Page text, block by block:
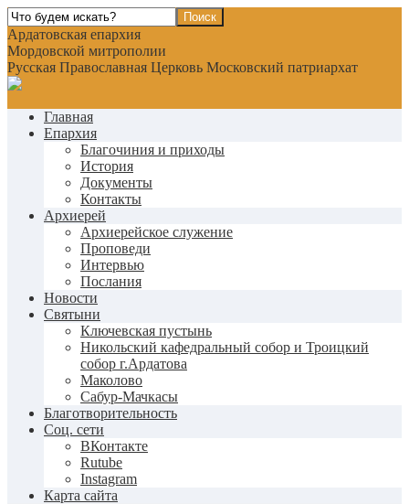
Ардатовская епархия
Мордовской митрополии
Русская Православная Церковь Московский патриархат
Главная
Епархия
Благочиния и приходы
История
Документы
Контакты
Архиерей
Архиерейское служение
Проповеди
Интервью
Послания
Новости
Святыни
Ключевская пустынь
Никольский кафедральный собор и Троицкий
собор г.Ардатова
Маколово
Сабур-Мачкасы
Благотворительность
Соц. сети
ВКонтакте
Rutube
Instagram
Карта сайта